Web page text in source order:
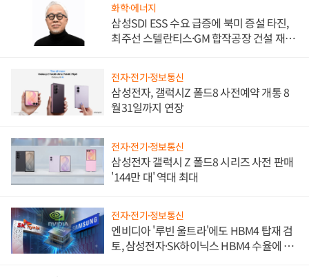
화학·에너지
삼성SDI ESS 수요 급증에 북미 증설 타진,
최주선 스텔란티스·GM 합작공장 건설 재추
전자·전기·정보통신
삼성전자, 갤럭시Z 폴드8 사전예약 개통 8
월31일까지 연장
전자·전기·정보통신
삼성전자 갤럭시 Z 폴드8 시리즈 사전 판매
'144만 대' 역대 최대
전자·전기·정보통신
엔비디아 '루빈 울트라'에도 HBM4 탑재 검
토, 삼성전자·SK하이닉스 HBM4 수율에 주